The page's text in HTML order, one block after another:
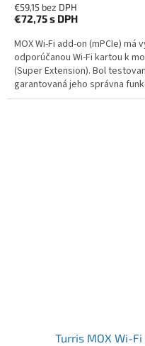
€59,15 bez DPH
€72,75s DPH
MOX Wi-Fi add-on (mPCIe)
odporúčanou Wi-Fi kartou k
(Super Extension). Bol
garantovaná jeho správna
Turris MOX Wi-Fi